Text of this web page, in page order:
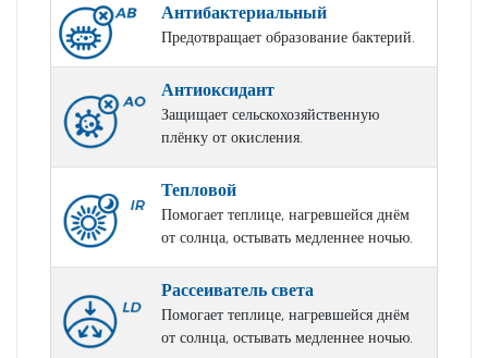
Антибактериальный
Предотвращает образование бактерий.
Антиоксидант
Защищает сельскохозяйственную
плёнку от окисления.
Тепловой
Помогает теплице, нагревшейся днём
от солнца, остывать медленнее ночью.
Рассеиватель света
Помогает теплице, нагревшейся днём
от солнца, остывать медленнее ночью.